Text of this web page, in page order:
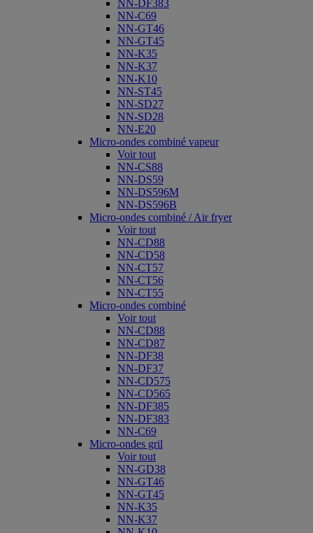
NN-DF383
NN-C69
NN-GT46
NN-GT45
NN-K35
NN-K37
NN-K10
NN-ST45
NN-SD27
NN-SD28
NN-E20
Micro-ondes combiné vapeur
Voir tout
NN-CS88
NN-DS59
NN-DS596M
NN-DS596B
Micro-ondes combiné / Air fryer
Voir tout
NN-CD88
NN-CD58
NN-CT57
NN-CT56
NN-CT55
Micro-ondes combiné
Voir tout
NN-CD88
NN-CD87
NN-DF38
NN-DF37
NN-CD575
NN-CD565
NN-DF385
NN-DF383
NN-C69
Micro-ondes gril
Voir tout
NN-GD38
NN-GT46
NN-GT45
NN-K35
NN-K37